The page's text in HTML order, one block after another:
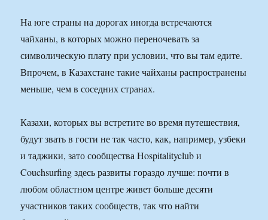
На юге страны на дорогах иногда встречаются
чайханы, в которых можно переночевать за
символическую плату при условии, что вы там едите.
Впрочем, в Казахстане такие чайханы распространены
меньше, чем в соседних странах.
Казахи, которых вы встретите во время путешествия,
будут звать в гости не так часто, как, например, узбеки
и таджики, зато сообщества Hospitalityclub и
Couchsurfing здесь развиты гораздо лучше: почти в
любом областном центре живет больше десяти
участников таких сообществ, так что найти